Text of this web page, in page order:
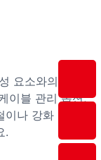
요소와의 크기
이블 관리 옵션,
나 강화 유리
.